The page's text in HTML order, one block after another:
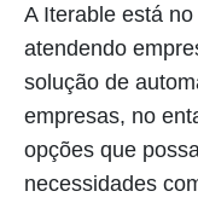
A Iterable está
atendendo
solução de
empresas, no
opções que
necessidades